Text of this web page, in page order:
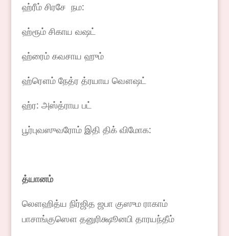
ஹ்ரீம் சிரசே நம:
ஹ்ரூம் சிகாய வஷட்
ஹ்ரைம் கவசாய ஹும்
ஹ்ரௌம் நேத்ர த்ரயாய வௌஷட்
ஹ்ர: அஸ்த்ராய பட்
பூர்புவஸுவரோம் இதி திக் விமோக:
த்யானம்
லௌஹித்ய நிர்ஜித ஜபா குஸும ராகாம்
பாசாங்குஸௌ தனுரிக்ஷூனபி தாரயந்தீம்